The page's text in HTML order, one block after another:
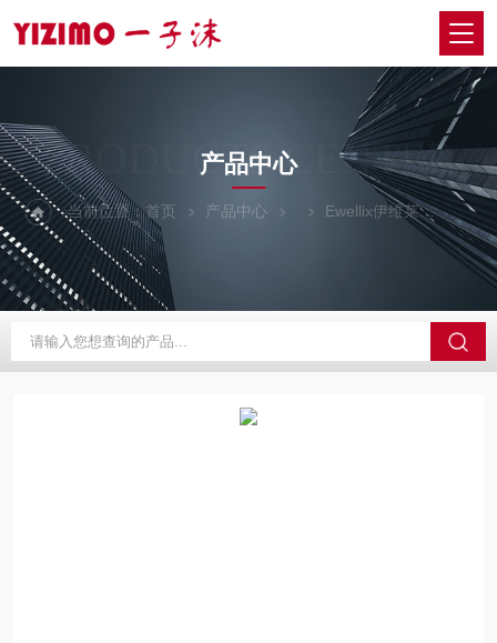
PRODUCTS CENTER
产品中心
当前位置：首页 产品中心 Ewellix伊维莱